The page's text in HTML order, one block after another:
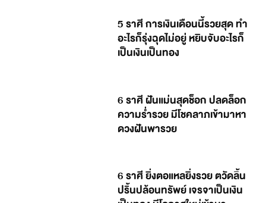
5 ราศี การเงินเดือนนี้รวยสุด ทำ
อะไรก็รุ่งฉุดไม่อยู่ หยิบจับอะไรก็
เป็นเงินเป็นทอง
6 ราศี ฝันแม่นสุดช็อก ปลดล็อก
ความร่ำรวย มีโชคลาภเข้ามาหา
ดวงฝันพารวย
6 ราศี ยิ่งตอแหลยิ่งรวย ตวัดลิ้น
ปริ้นปล้อนทรัพย์ เจรจาเป็นเงิน